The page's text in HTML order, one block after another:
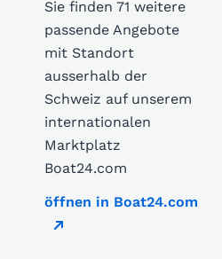
Sie finden 71 weitere
passende Angebote
mit Standort
ausserhalb der
Schweiz auf unserem
internationalen
Marktplatz
Boat24.com
öffnen in Boat24.com